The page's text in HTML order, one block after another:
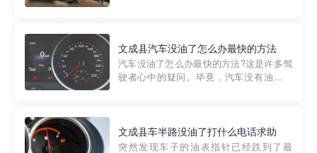
的送油师傅，解决没油的紧急情况。 首
先，让我们来了解一下穿...
文成县汽车没油了怎么办最快的方法
汽车没油了怎么办最快的方法?这是许多驾
驶者心中的疑问。毕竟，汽车没有油就无
越者小程序是一款专门解决汽车没油问题
的在线服务平台。通过...
文成县车半路没油了打什么电话求助
突然发现车子的油表指针已经跌到了最